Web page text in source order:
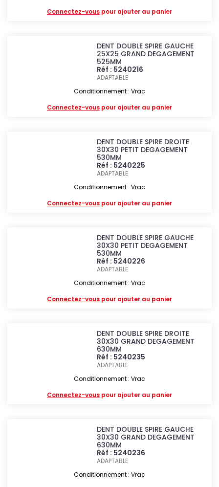
Connectez-vous pour ajouter au panier
DENT DOUBLE SPIRE GAUCHE
25X25 GRAND DEGAGEMENT
525MM
Réf : 5240216
ADAPTABLE
Conditionnement : Vrac
Connectez-vous pour ajouter au panier
DENT DOUBLE SPIRE DROITE
30X30 PETIT DEGAGEMENT
530MM
Réf : 5240225
ADAPTABLE
Conditionnement : Vrac
Connectez-vous pour ajouter au panier
DENT DOUBLE SPIRE GAUCHE
30X30 PETIT DEGAGEMENT
530MM
Réf : 5240226
ADAPTABLE
Conditionnement : Vrac
Connectez-vous pour ajouter au panier
DENT DOUBLE SPIRE DROITE
30X30 GRAND DEGAGEMENT
630MM
Réf : 5240235
ADAPTABLE
Conditionnement : Vrac
Connectez-vous pour ajouter au panier
DENT DOUBLE SPIRE GAUCHE
30X30 GRAND DEGAGEMENT
630MM
Réf : 5240236
ADAPTABLE
Conditionnement : Vrac